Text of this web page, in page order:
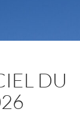
DU